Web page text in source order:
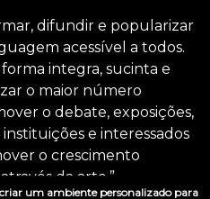
difundir e popularizar
acessível a todos.
integra, sucinta e
o maior número
o debate, exposições,
e interessados
o crescimento
da arte.”
criar um ambiente personalizado para